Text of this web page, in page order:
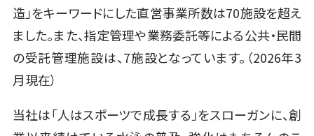
造」をキーワードにした直営事業所数は70施設を超え
ました。また、指定管理や業務委託等による公共・民間
の受託管理施設は、7施設となっています。（2026年3
月現在）
当社は「人はスポーツで成長する」をスローガンに、創